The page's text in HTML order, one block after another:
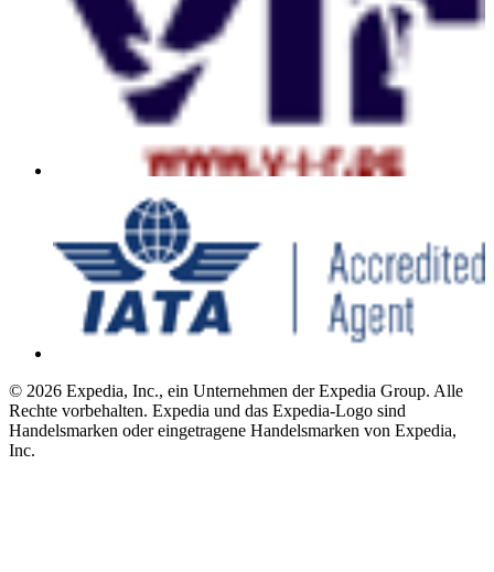
© 2026 Expedia, Inc., ein Unternehmen der Expedia Group. Alle
Rechte vorbehalten. Expedia und das Expedia-Logo sind
Handelsmarken oder eingetragene Handelsmarken von Expedia,
Inc.